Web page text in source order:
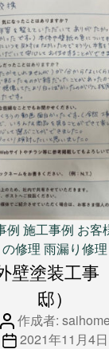
ーム
ドリフォーム
・出店サポー
ョン全面修繕
リフォーム
等改装・内
規模修繕
カ
テ
ゴ
リ
ー
例 施工事例 お客
の修理 雨漏り修理
壁塗装工事
邸）
投
稿
作成者:
投 2021年11月4日